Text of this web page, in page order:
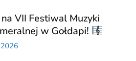
VII Festiwal Muzyki
w Gołdapi!